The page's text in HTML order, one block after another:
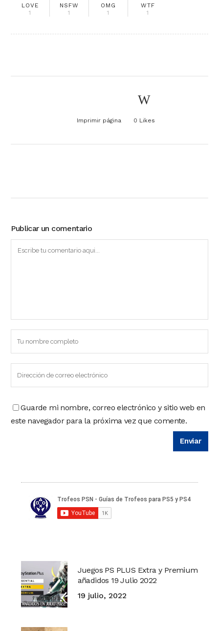
LOVE
1
NSFW
1
OMG
1
WTF
1
Imprimir página 0 Likes
Publicar un comentario
Guarde mi nombre, correo electrónico y sitio web en
este navegador para la próxima vez que comente.
Juegos PS PLUS Extra y Premium
añadidos 19 Julio 2022
19 julio, 2022